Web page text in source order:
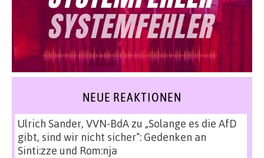
NEUE REAKTIONEN
Ulrich Sander, VVN-BdAzu „Solange es die AfD
gibt, sind wir nicht sicher“: Gedenken an
Sinti:zze und Rom:nja